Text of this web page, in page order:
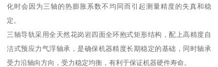
化时会因为三轴的热膨胀系数不均同而引起测量精度的失真和稳
定。
三轴导轨采用全天然花岗岩四面全环抱式矩形结构，配上高精度自
洁式预应力气浮轴承，是确保机器精度长期稳定的基础，同时轴承
受力沿轴向方向，受力稳定均衡，有利于保证机器硬件寿命。